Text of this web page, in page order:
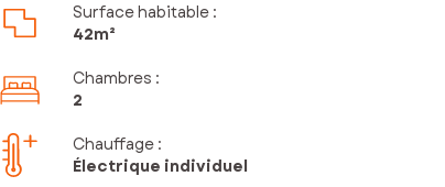
Surface habitable :
42m²
Chambres :
2
Chauffage :
Électrique individuel